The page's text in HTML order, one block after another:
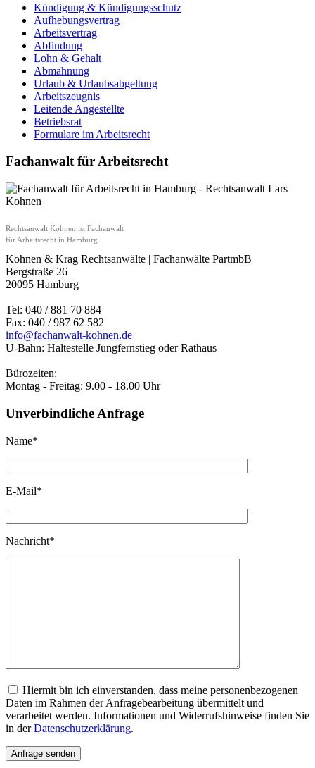
Kündigung & Kündigungsschutz
Aufhebungsvertrag
Arbeitsvertrag
Abfindung
Lohn & Gehalt
Abmahnung
Urlaub & Urlaubsabgeltung
Arbeitszeugnis
Leitende Angestellte
Betriebsrat
Formulare im Arbeitsrecht
Fachanwalt für Arbeitsrecht
Rechtsanwalt Kohnen ist Fachanwalt
für Arbeitsrecht in Hamburg
Kohnen & Krag Rechtsanwälte | Fachanwälte PartmbB
Bergstraße 26
20095 Hamburg
Tel: 040 / 881 70 884
Fax: 040 / 987 62 582
info@fachanwalt-kohnen.de
U-Bahn: Haltestelle Jungfernstieg oder Rathaus
Bürozeiten:
Montag - Freitag: 9.00 - 18.00 Uhr
Unverbindliche Anfrage
Name*
E-Mail*
Nachricht*
Hiermit bin ich einverstanden, dass meine personenbezogenen
Daten im Rahmen der Anfragebearbeitung übermittelt und
verarbeitet werden. Informationen und Widerrufshinweise finden Sie
in derDatenschutzerklärung.